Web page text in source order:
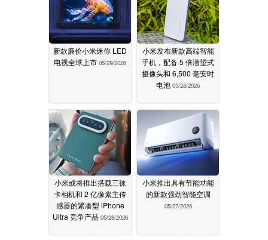
新款廉价小米迷你 LED
电视全球上市 05/29/2026
小米发布新款高端智能
手机，配备 5 倍潜望式
摄像头和 6,500 毫安时
电池 05/28/2026
小米或将推出搭载三徕
卡相机和 2 亿像素主传
感器的紧凑型 iPhone
Ultra 竞争产品 05/28/2026
小米推出具有节能功能
的新款强劲智能空调
05/27/2026